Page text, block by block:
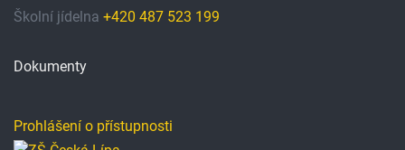
Školní jídelna +420 487 523 199
Dokumenty
Prohlášení o přístupnosti